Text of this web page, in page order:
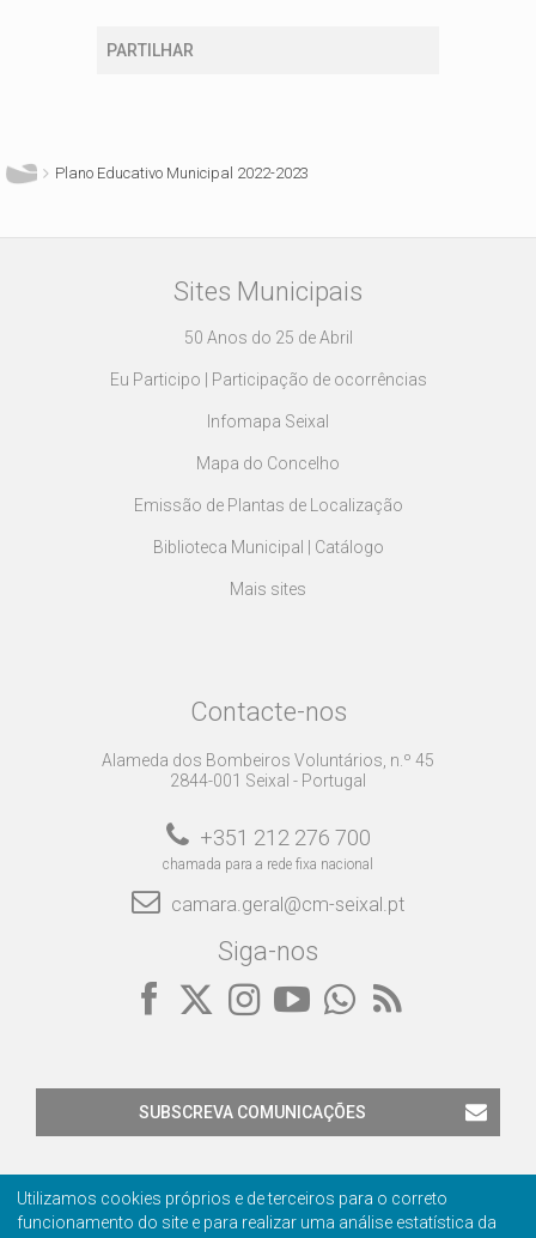
PARTILHAR
Plano Educativo Municipal 2022-2023
Sites Municipais
50 Anos do 25 de Abril
Eu Participo | Participação de ocorrências
Infomapa Seixal
Mapa do Concelho
Emissão de Plantas de Localização
Biblioteca Municipal | Catálogo
Mais sites
Contacte-nos
Alameda dos Bombeiros Voluntários, n.º 45
2844-001 Seixal - Portugal
+351 212 276 700
chamada para a rede fixa nacional
camara.geral@cm-seixal.pt
Siga-nos
SUBSCREVA COMUNICAÇÕES
Utilizamos cookies próprios e de terceiros para o correto
funcionamento do site e para realizar uma análise estatística da